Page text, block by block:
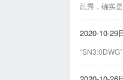
乱秀，确实
2020-10-29
“SN3:0DWG”